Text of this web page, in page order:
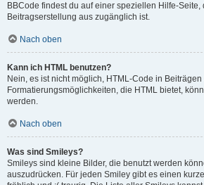
BBCode findest du auf einer speziellen Hilfe-Seite,
Beitragserstellung aus zugänglich ist.
Nach oben
Kann ich HTML benutzen?
Nein, es ist nicht möglich, HTML-Code in
Formatierungsmöglichkeiten, die HTML bietet,
werden.
Nach oben
Was sind Smileys?
Smileys sind kleine Bilder, die benutzt werden
auszudrücken. Für jeden Smiley gibt es einen